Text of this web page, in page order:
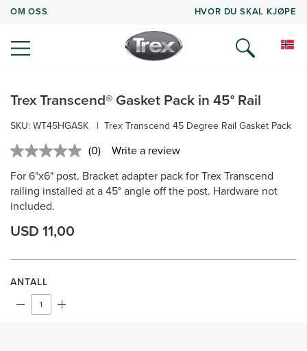
OM OSS HVOR DU SKAL KJØPE
Trex Transcend® Gasket Pack in 45° Rail
SKU: WT45HGASK | Trex Transcend 45 Degree Rail Gasket Pack
No
value.
Same
page
(0)
Write a review
For 6"x6" post. Bracket adapter pack for Trex Transcend
railing installed at a 45° angle off the post. Hardware not
included.
USD 11,00
ANTALL